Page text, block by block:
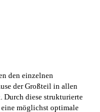
den einzelnen
der Großteil in allen
Durch diese strukturierte
möglichst optimale